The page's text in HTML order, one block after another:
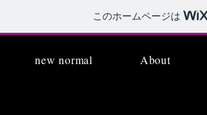
このホームページは
new normal About